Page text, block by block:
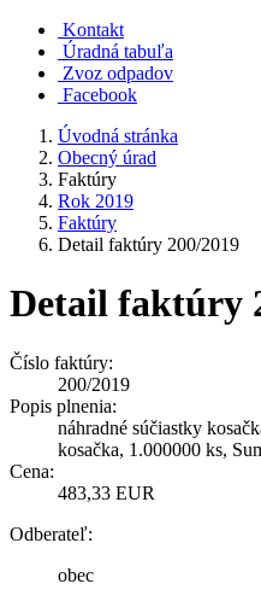
Kontakt
Úradná tabuľa
Zvoz odpadov
Facebook
Úvodná stránka
Obecný úrad
Faktúry
Rok 2019
Faktúry
Detail faktúry 200/2019
Detail faktúry
Číslo faktúry:
200/2019
Popis plnenia:
náhradné súčiastky
kosačka, 1.000000 ks,
Cena:
483,33 EUR
Odberateľ:
obec